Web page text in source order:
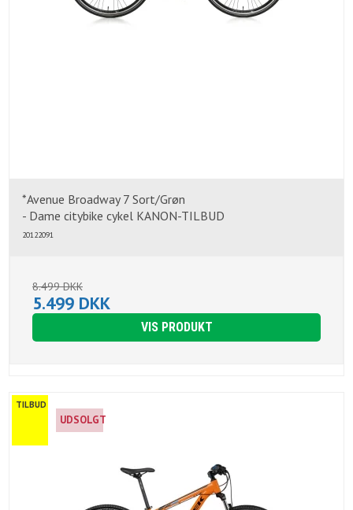
*Avenue Broadway 7 Sort/Grøn
- Dame citybike cykel KANON-TILBUD
20122091
8.499 DKK
5.499 DKK
VIS PRODUKT
TILBUD
UDSOLGT